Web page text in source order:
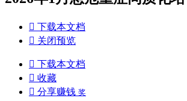
 下载本文档
 关闭预览
 下载本文档
 收藏
 分享赚钱 奖